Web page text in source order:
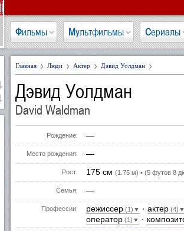
Фильмы Мультфильмы Сериалы
Главная Люди Актер Дэвид Уолдман
Дэвид Уолдман
David Waldman
Рождение: —
Место рождения: —
Рост: 175 см (1.75 м) • (5 футов 8
Семья: —
Профессии: режиссер (1)▼ · актер (4)▼
оператор (1)▼ ·